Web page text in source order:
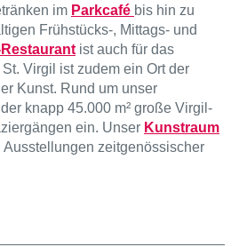
im Parkcafé bis hin zu
Frühstücks-, Mittags- und
ist auch für das
Virgil ist zudem ein Ort der
Kunst. Rund um unser
knapp 45.000 m² große Virgil-
ein. Unser Kunstraum
Ausstellungen zeitgenössischer